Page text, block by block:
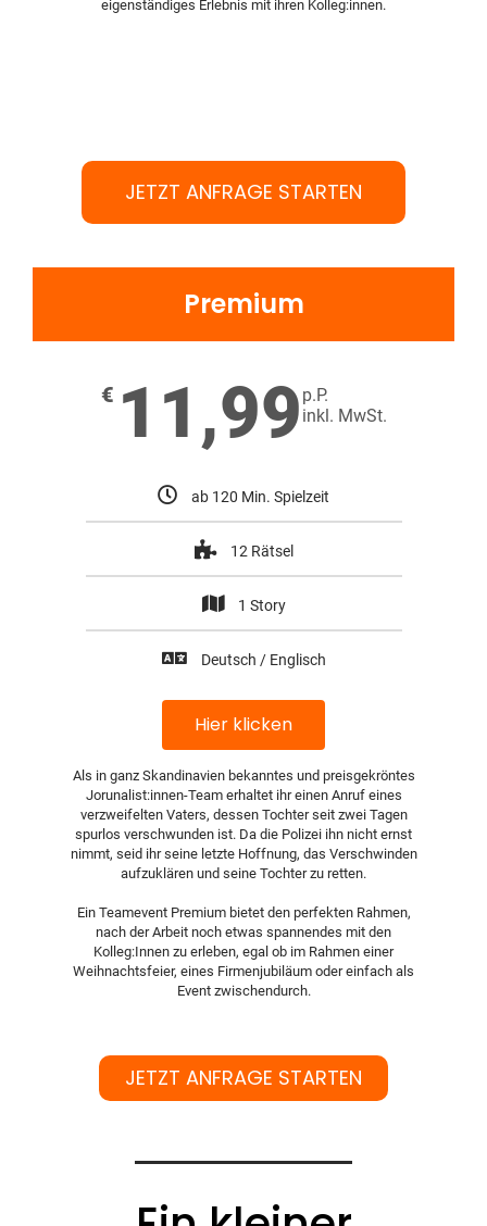
eigenständiges Erlebnis mit ihren Kolleg:innen.
JETZT ANFRAGE STARTEN
Premium
€ 11,99 p.P.
inkl. MwSt.
ab 120 Min. Spielzeit
12 Rätsel
1 Story
Deutsch / Englisch
Hier klicken
Als in ganz Skandinavien bekanntes und preisgekröntes
Jorunalist:innen-Team erhaltet ihr einen Anruf eines
verzweifelten Vaters, dessen Tochter seit zwei Tagen
spurlos verschwunden ist. Da die Polizei ihn nicht ernst
nimmt, seid ihr seine letzte Hoffnung, das Verschwinden
aufzuklären und seine Tochter zu retten.
Ein Teamevent Premium bietet den perfekten Rahmen,
nach der Arbeit noch etwas spannendes mit den
Kolleg:Innen zu erleben, egal ob im Rahmen einer
Weihnachtsfeier, eines Firmenjubiläum oder einfach als
Event zwischendurch.
JETZT ANFRAGE STARTEN